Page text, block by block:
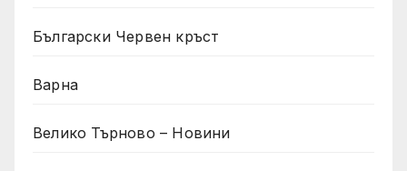
Български Червен кръст
Варна
Велико Търново – Новини